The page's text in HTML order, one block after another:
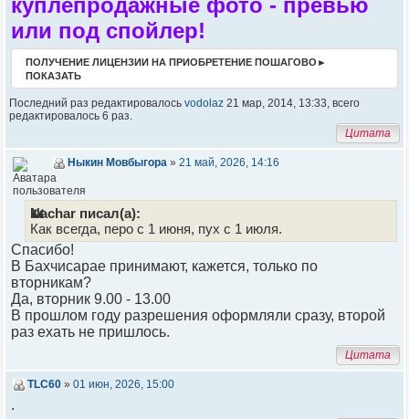
куплепродажные фото - превью
или под спойлер!
ПОЛУЧЕНИЕ ЛИЦЕНЗИИ НА ПРИОБРЕТЕНИЕ ПОШАГОВО►
ПОКАЗАТЬ
Последний раз редактировалось vodolaz 21 мар, 2014, 13:33, всего
редактировалось 6 раз.
Цитата
Ныкин Мовбыгора » 21 май, 2026, 14:16
Nachar писал(а):
Как всегда, перо с 1 июня, пух с 1 июля.
Спасибо!
В Бахчисарае принимают, кажется, только по
вторникам?
Да, вторник 9.00 - 13.00
В прошлом году разрешения оформляли сразу, второй
раз ехать не пришлось.
Цитата
TLC60 » 01 июн, 2026, 15:00
.